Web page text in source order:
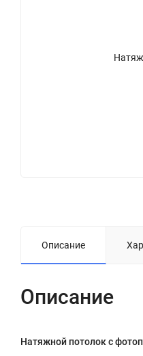
Описание
Описание
Натяжной потолок с